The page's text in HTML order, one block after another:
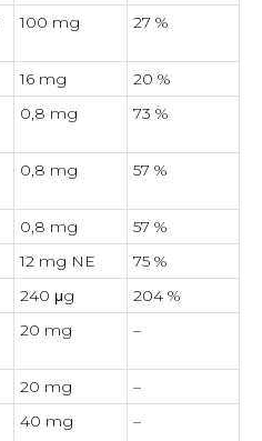
100 mg 27 %
16 mg
20 %
0,8 mg 73 %
0,8 mg 57 %
0,8 mg
57 %
12 mg NE
75 %
240 μg
204 %
20 mg –
20 mg
–
40 mg –